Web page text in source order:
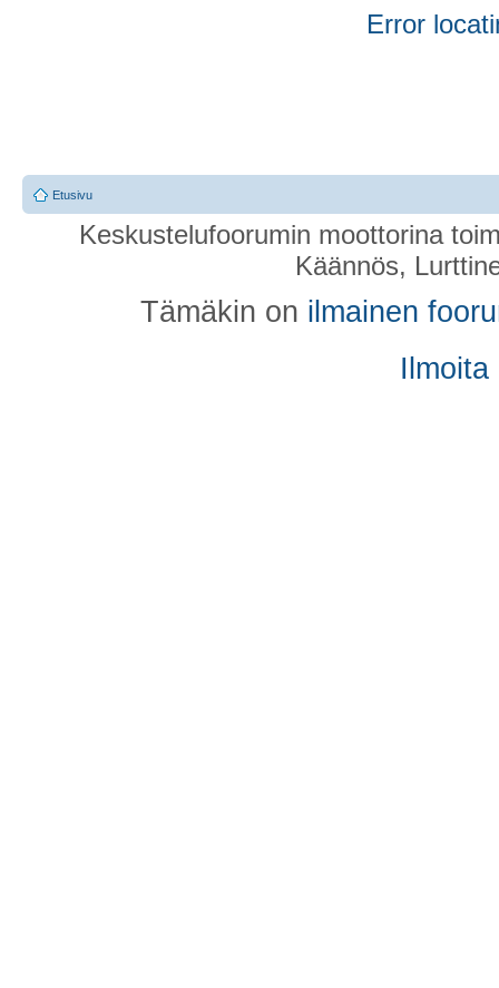
Error
Etusivu
Keskustelufoorumin moottorina
Käännös,
Tämäkin on ilmainen